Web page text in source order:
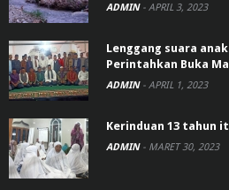
ADMIN - APRIL 3, 2023
Lenggang suara
Perintahkan Buka
ADMIN - APRIL 1, 2023
Kerinduan 13 tahun
ADMIN - MARET 30, 2023